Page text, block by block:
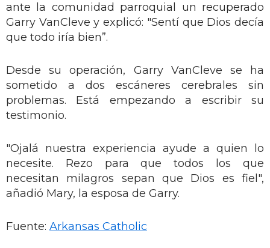
ante la comunidad parroquial un recuperado
Garry VanCleve y explicó: "Sentí que Dios decía
que todo iría bien”.
Desde su operación, Garry VanCleve se ha
sometido a dos escáneres cerebrales sin
problemas. Está empezando a escribir su
testimonio.
"Ojalá nuestra experiencia ayude a quien lo
necesite. Rezo para que todos los que
necesitan milagros sepan que Dios es fiel",
añadió Mary, la esposa de Garry.
Fuente: Arkansas Catholic